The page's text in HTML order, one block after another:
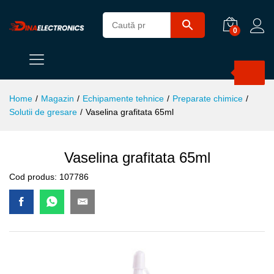
0
Home / Magazin / Echipamente tehnice / Preparate chimice /
Solutii de gresare / Vaselina grafitata 65ml
Vaselina grafitata 65ml
Cod produs: 107786